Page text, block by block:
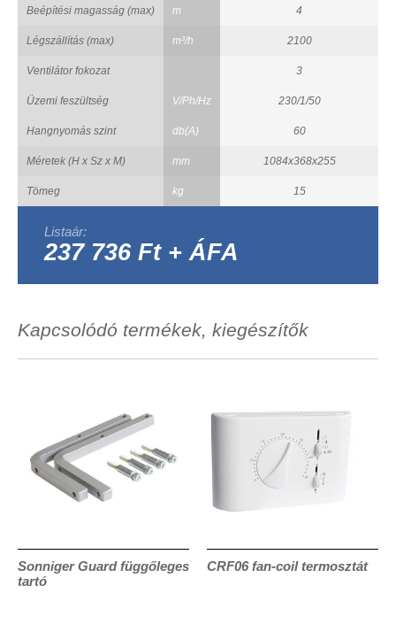
Beépítési magasság (max) m 4
Légszállítás (max) m³/h 2100
Ventilátor fokozat 3
Üzemi feszültség V/Ph/Hz 230/1/50
Hangnyomás szint db(A) 60
Méretek (H x Sz x M) mm 1084x368x255
Tömeg kg 15
Listaár:
237 736 Ft + ÁFA
Kapcsolódó termékek, kiegészítők
Sonniger Guard függőleges
tartó
CRF06 fan-coil termosztát